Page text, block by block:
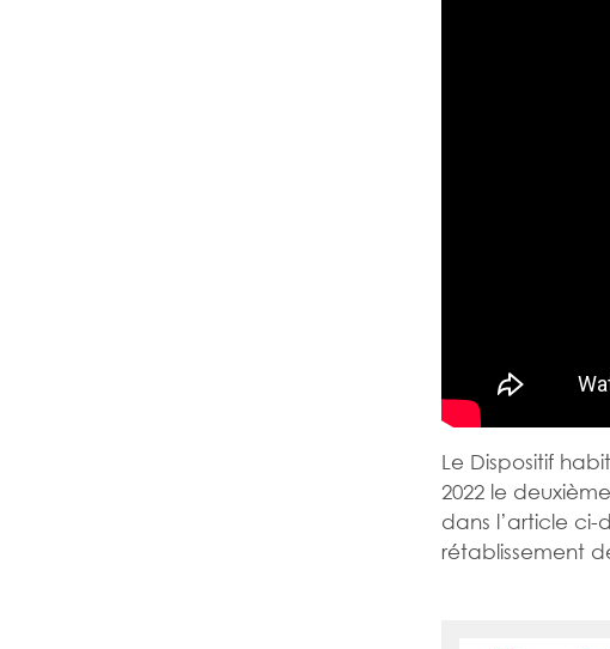
Le Dispositif
2022 le
dans l’article ci-
rétablissement